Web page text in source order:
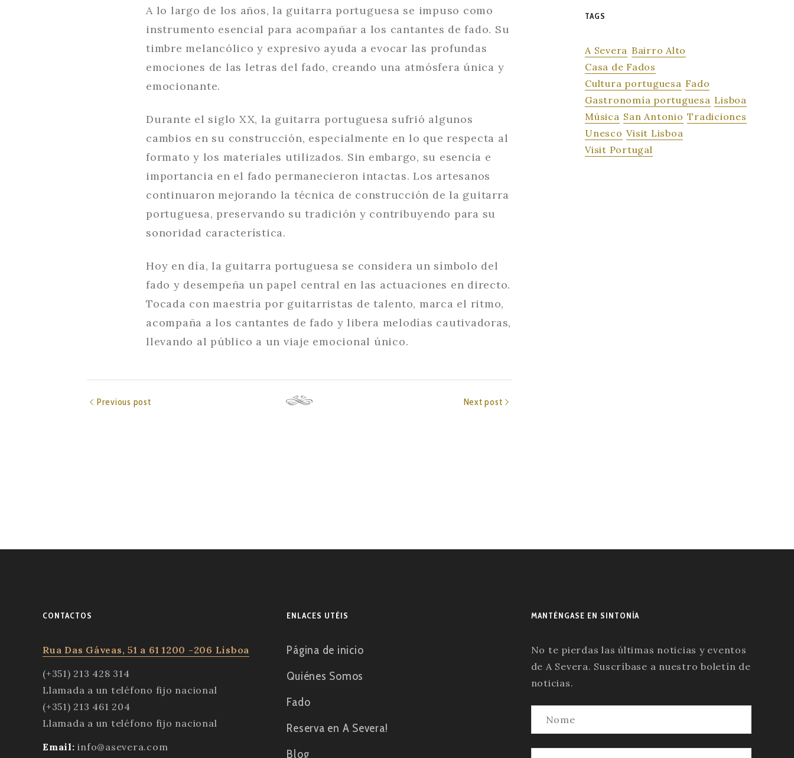
A lo largo de los años, la guitarra portuguesa se impuso como
instrumento esencial para acompañar a los cantantes de fado. Su
timbre melancólico y expresivo ayuda a evocar las profundas
emociones de las letras del fado, creando una atmósfera única y
emocionante.
Durante el siglo XX, la guitarra portuguesa sufrió algunos
cambios en su construcción, especialmente en lo que respecta al
formato y los materiales utilizados. Sin embargo, su esencia e
importancia en el fado permanecieron intactas. Los artesanos
continuaron mejorando la técnica de construcción de la guitarra
portuguesa, preservando su tradición y contribuyendo para su
sonoridad característica.
Hoy en día, la guitarra portuguesa se considera un símbolo del
fado y desempeña un papel central en las actuaciones en directo.
Tocada con maestría por guitarristas de talento, marca el ritmo,
acompaña a los cantantes de fado y libera melodías cautivadoras,
llevando al público a un viaje emocional único.
Previous post Next post
TAGS
A Severa Bairro Alto
Casa de Fados
Cultura portuguesa Fado
Gastronomía portuguesa Lisboa
Música San Antonio Tradiciones
Unesco Visit Lisboa
Visit Portugal
CONTACTOS
Rua Das Gáveas, 51 a 61 1200 -206 Lisboa
(+351) 213 428 314
Llamada a un teléfono fijo nacional
(+351) 213 461 204
Llamada a un teléfono fijo nacional
Email: info@asevera.com
ENLACES UTÉIS
Página de inicio
Quiénes Somos
Fado
Reserva en A Severa!
Blog
MANTÉNGASE EN SINTONÍA
No te pierdas las últimas noticias y eventos
de A Severa. Suscríbase a nuestro boletín de
noticias.